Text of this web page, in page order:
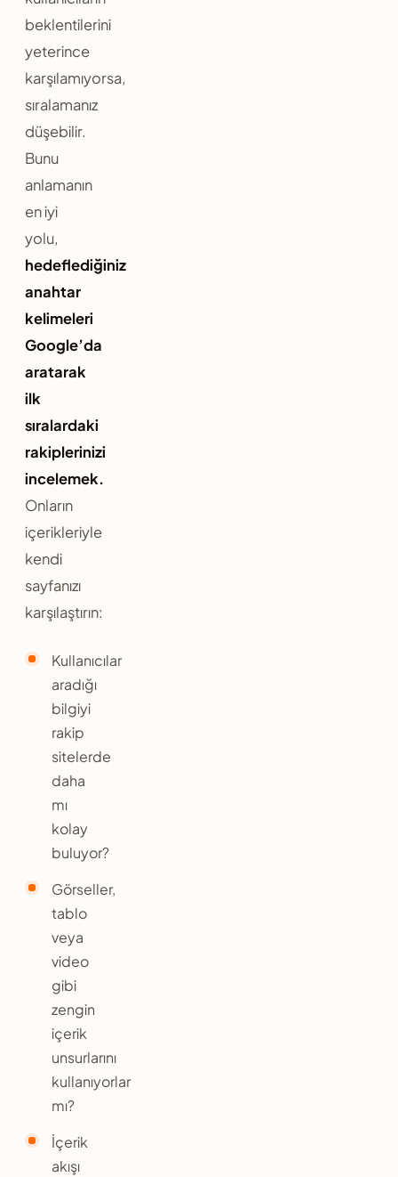
beklentilerini
yeterince
karşılamıyorsa,
sıralamanız
düşebilir.
Bunu
anlamanın
en iyi
yolu,
hedeflediğiniz
anahtar
kelimeleri
Google’da
aratarak
ilk
sıralardaki
rakiplerinizi
incelemek.
Onların
içerikleriyle
kendi
sayfanızı
karşılaştırın:
Kullanıcılar
aradığı
bilgiyi
rakip
sitelerde
daha
mı
kolay
buluyor?
Görseller,
tablo
veya
video
gibi
zengin
içerik
unsurlarını
kullanıyorlar
mı?
İçerik
akışı